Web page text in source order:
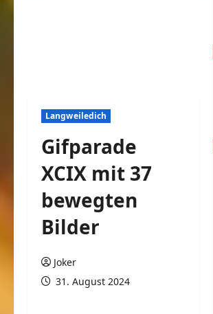
Langweiledich
Gifparade
XCIX mit 37
bewegten
Bilder
Joker
31. August 2024